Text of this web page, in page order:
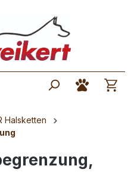
Halsketten